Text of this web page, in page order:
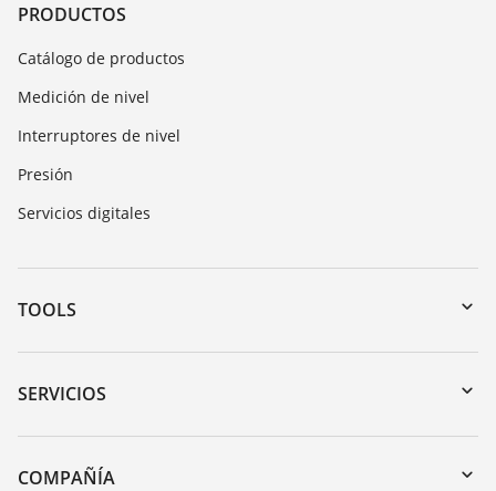
PRODUCTOS
Catálogo de productos
Medición de nivel
Interruptores de nivel
Presión
Servicios digitales
TOOLS
Zona de descarga
Búsqueda por número de serie
DTM Collection/PACTware
SERVICIOS
Devolución de instrumentos
Cursos de formacion
COMPAÑÍA